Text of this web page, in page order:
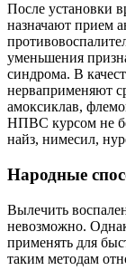
После установки
назначают прием
уменьшения
синдрома. В
нерваприменяют
амоксиклав,
НПВС курсом не
найз, нимесил,
Народные
Вылечить
невозможно.
применять для
таким методам